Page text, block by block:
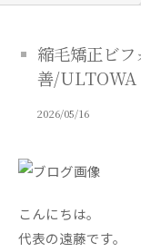
縮毛矯正ビ
善/ULTOWA
2026/05/16
こんにちは。
代表の遠藤です。